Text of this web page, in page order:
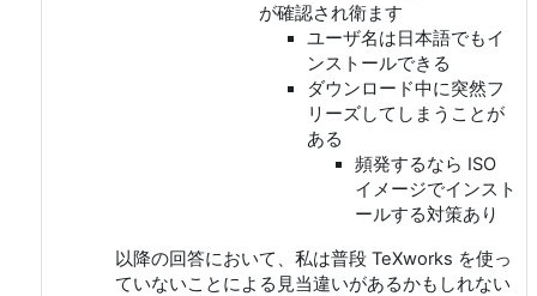
が確認され衛ます
ユーザ名は日本語でもイ
ンストールできる
ダウンロード中に突然フ
リーズしてしまうことが
ある
頻発するなら ISO
イメージでインスト
ールする対策あり
以降の回答において、私は普段 TeXworks を使っ
ていないことによる見当違いがあるかもしれない